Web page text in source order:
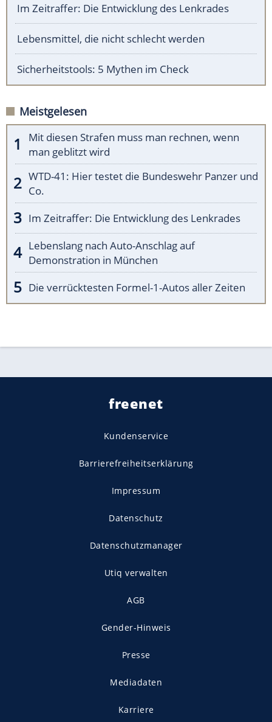
Im Zeitraffer: Die Entwicklung des Lenkrades
Lebensmittel, die nicht schlecht werden
Sicherheitstools: 5 Mythen im Check
Meistgelesen
Mit diesen Strafen muss man rechnen, wenn
man geblitzt wird
WTD-41: Hier testet die Bundeswehr Panzer und
Co.
Im Zeitraffer: Die Entwicklung des Lenkrades
Lebenslang nach Auto-Anschlag auf
Demonstration in München
Die verrücktesten Formel-1-Autos aller Zeiten
freenet
Kundenservice
Barrierefreiheitserklärung
Impressum
Datenschutz
Datenschutzmanager
Utiq verwalten
AGB
Gender-Hinweis
Presse
Mediadaten
Karriere